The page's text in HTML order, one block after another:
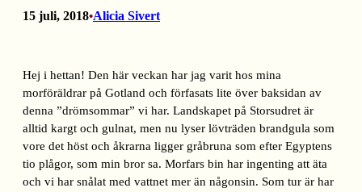
15 juli, 2018•Alicia Sivert
Hej i hettan! Den här veckan har jag varit hos mina
morföräldrar på Gotland och förfasats lite över baksidan av
denna ”drömsommar” vi har. Landskapet på Storsudret är
alltid kargt och gulnat, men nu lyser lövträden brandgula som
vore det höst och åkrarna ligger gråbruna som efter Egyptens
tio plågor, som min bror sa. Morfars bin har ingenting att äta
och vi har snålat med vattnet mer än någonsin. Som tur är har